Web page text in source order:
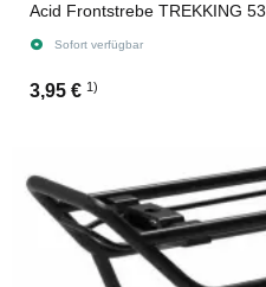
Acid Frontstrebe TREKKING 53
Sofort verfügbar
3,95 € 1)